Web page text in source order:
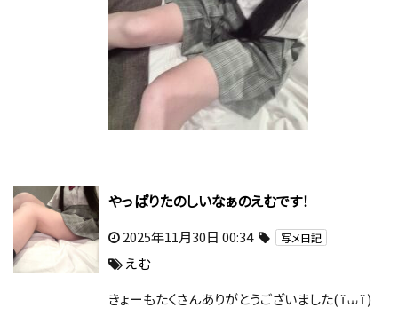
やっぱりたのしいなぁのえむです！
2025年11月30日 00:34 写メ日記
えむ
きょーもたくさんありがとうございました( ĭ ⩊ ĭ )